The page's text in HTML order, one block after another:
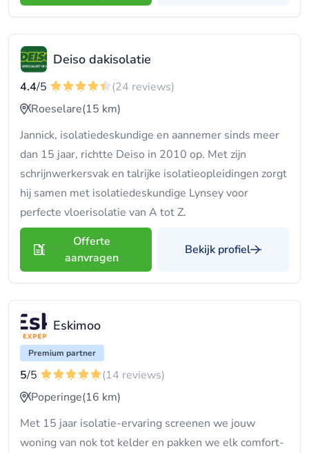
Deiso dakisolatie
4.4/5
(24 reviews)
Roeselare(15 km)
Jannick, isolatiedeskundige en aannemer sinds meer
dan 15 jaar, richtte Deiso in 2010 op. Met zijn
schrijnwerkersvak en talrijke isolatieopleidingen zorgt
hij samen met isolatiedeskundige Lynsey voor
perfecte vloerisolatie van A tot Z.
Offerte
aanvragen
Bekijk profiel
Eskimoo
Premium partner
5/5
(14 reviews)
Poperinge(16 km)
Met 15 jaar isolatie-ervaring screenen we jouw
woning van nok tot kelder en pakken we elk comfort-